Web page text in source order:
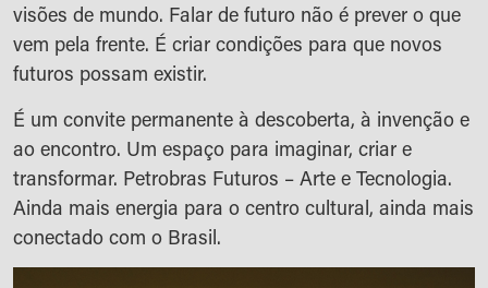
visões de mundo. Falar de futuro não é prever o que
vem pela frente. É criar condições para que novos
futuros possam existir.
É um convite permanente à descoberta, à invenção e
ao encontro. Um espaço para imaginar, criar e
transformar. Petrobras Futuros – Arte e Tecnologia.
Ainda mais energia para o centro cultural, ainda mais
conectado com o Brasil.